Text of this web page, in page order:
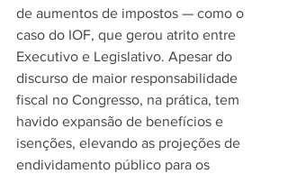
de aumentos de impostos — como o
caso do IOF, que gerou atrito entre
Executivo e Legislativo. Apesar do
discurso de maior responsabilidade
fiscal no Congresso, na prática, tem
havido expansão de benefícios e
isenções, elevando as projeções de
endividamento público para os